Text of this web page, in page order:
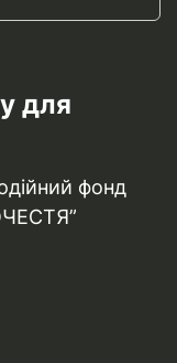
для
фонд